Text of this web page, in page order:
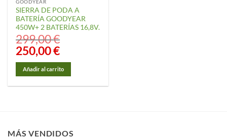
GOODYEAR
SIERRA DE PODA A
BATERÍA GOODYEAR
450W+ 2 BATERÍAS 16,8V.
299,00€
El
precio
original
era:
299,00 €.
250,00€El
precio
actual
es:
250,00 €.
Añadir al carrito
MÁS VENDIDOS